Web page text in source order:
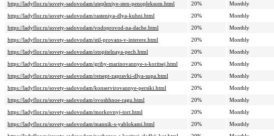
https://ladyflor.ru/sovety-sadovodam/utepleniye-sten-penopleksom.html
20% Monthly
https://ladyflor.ru/sovety-sadovodam/rasteniya-dlya-kuhni.html
20% Monthly
https://ladyflor.ru/sovety-sadovodam/vodoprovod-na-dache.html
20% Monthly
https://ladyflor.ru/sovety-sadovodam/stil-provans-v-interere.html
20% Monthly
https://ladyflor.ru/sovety-sadovodam/otopitelnaya-pech.html
20% Monthly
https://ladyflor.ru/sovety-sadovodam/griby-marinovannye-s-koritsej.html
20% Monthly
https://ladyflor.ru/sovety-sadovodam/retsept-zapravki-dlya-supa.html
20% Monthly
https://ladyflor.ru/sovety-sadovodam/konservirovannye-persiki.html
20% Monthly
https://ladyflor.ru/sovety-sadovodam/ovoshhnoe-ragu.html
20% Monthly
https://ladyflor.ru/sovety-sadovodam/morkovnyj-tort.html
20% Monthly
https://ladyflor.ru/sovety-sadovodam/mannik-s-yablokami.html
20% Monthly